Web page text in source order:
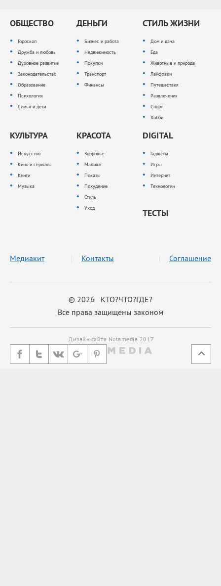
ОБЩЕСТВО
Гороскоп
Дружба и любовь
Духовное развитие
Законодательство
Образование
Психология
Семья и дети
ДЕНЬГИ
Бизнес и работа
Недвижимость
Покупки
Транспорт
Финансы
СТИЛЬ ЖИЗНИ
Дом и дача
Еда
Животные и природа
Лайфхаки
Путешествия
Развлечения
Спорт
Хобби
КУЛЬТУРА
Искусство
Кино и сериалы
Книги
Музыка
КРАСОТА
Здоровье
Макияж
Показы
Похудение
Стиль
Уход
DIGITAL
Гаджеты
Игры
Интернет
Технологии
ТЕСТЫ
© 2026 КТО?ЧТО?ГДЕ?
Все права защищены законом
Медиакит Контакты Соглашение
Дизайн сайта Notamedia 2017